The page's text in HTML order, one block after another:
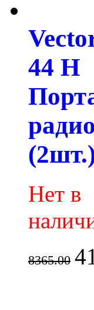
44 H
Нет в
8365.00